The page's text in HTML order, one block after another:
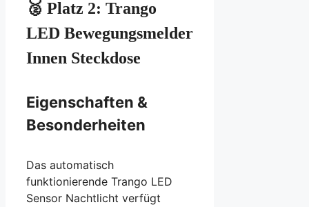
🥈 Platz 2: Trango
LED Bewegungsmelder
Innen Steckdose
Eigenschaften &
Besonderheiten
Das automatisch
funktionierende Trango LED
Sensor Nachtlicht verfügt